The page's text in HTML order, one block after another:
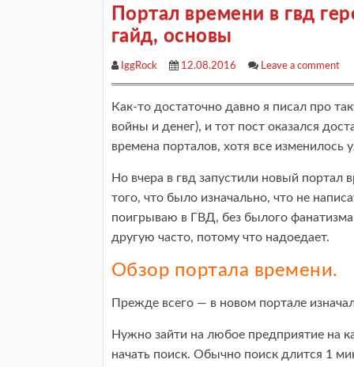
Портал времени в гвд
гайд, основы
IggRock 12.08.2016 Leave a comment
Как-то достаточно давно я писал про
войны и денег), и тот пост оказался
времена порталов, хотя все изменилось
Но вчера в гвд запустили новый портал
того, что было изначально, что не
поигрываю в ГВД, без былого
другую часто, потому что надоедает.
Обзор портала времени.
Прежде всего — в новом портале
Нужно зайти на любое предприятие на
начать поиск. Обычно поиск длится 1